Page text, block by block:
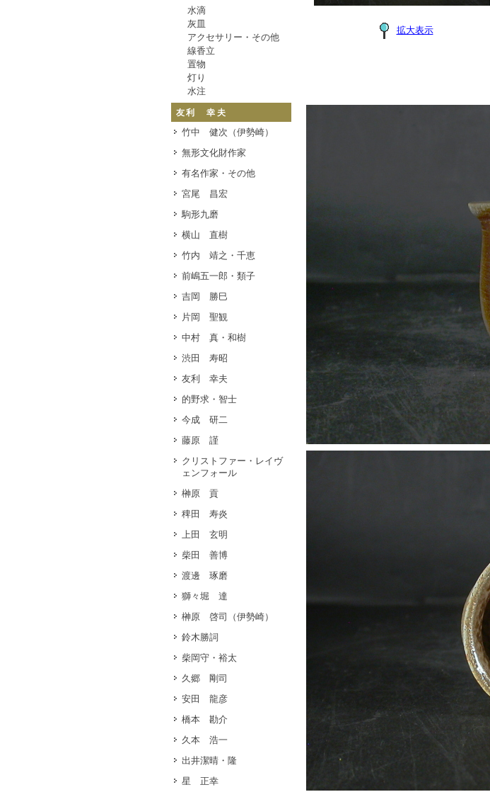
水滴
灰皿
アクセサリー・その他
線香立
置物
灯り
水注
友利 幸夫
竹中 健次（伊勢崎）
無形文化財作家
有名作家・その他
宮尾 昌宏
駒形九磨
横山 直樹
竹内 靖之・千恵
前嶋五一郎・類子
吉岡 勝巳
片岡 聖観
中村 真・和樹
渋田 寿昭
友利 幸夫
的野求・智士
今成 研二
藤原 謹
クリストファー・レイヴ
ェンフォール
榊原 貢
稗田 寿炎
上田 玄明
柴田 善博
渡邊 琢磨
獅々堀 達
榊原 啓司（伊勢崎）
鈴木勝詞
柴岡守・裕太
久郷 剛司
安田 龍彦
橋本 勘介
久本 浩一
出井潔晴・隆
星 正幸
拡大表示